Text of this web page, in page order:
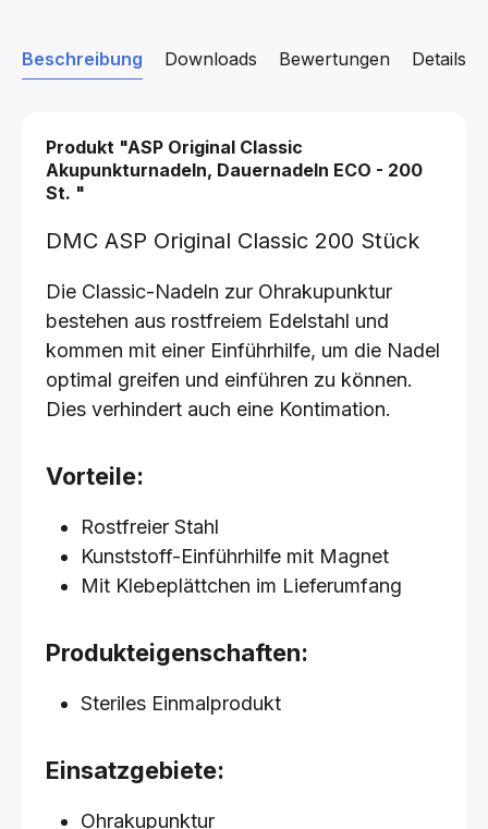
Beschreibung Downloads Details
Bewertungen
Produkt "ASP Original Classic
Akupunkturnadeln, Dauernadeln ECO - 200
St. "
DMC ASP Original Classic 200 Stück
Die Classic-Nadeln zur Ohrakupunktur
bestehen aus rostfreiem Edelstahl und
kommen mit einer Einführhilfe, um die Nadel
optimal greifen und einführen zu können.
Dies verhindert auch eine Kontimation.
Vorteile:
Rostfreier Stahl
Kunststoff-Einführhilfe mit Magnet
Mit Klebeplättchen im Lieferumfang
Produkteigenschaften:
Steriles Einmalprodukt
Einsatzgebiete:
Ohrakupunktur